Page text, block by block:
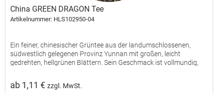
China GREEN DRAGON Tee
Artikelnummer: HLS102950-04
Ein feiner, chinesischer Grüntee aus der landumschlossenen,
südwestlich gelegenen Provinz Yunnan mit großen, leicht
gedrehten, hellgrünen Blättern. Sein Geschmack ist vollmundig,
ab 1,11 €zzgl. MwSt.